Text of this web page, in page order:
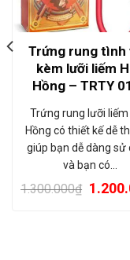
Trứng rung tình
kèm lưỡi liếm
Hồng – TRTY
Trứng rung lưỡi liếm
Hồng có thiết kế dễ
giúp bạn dễ dàng sử
và bạn có…
1.300.000₫